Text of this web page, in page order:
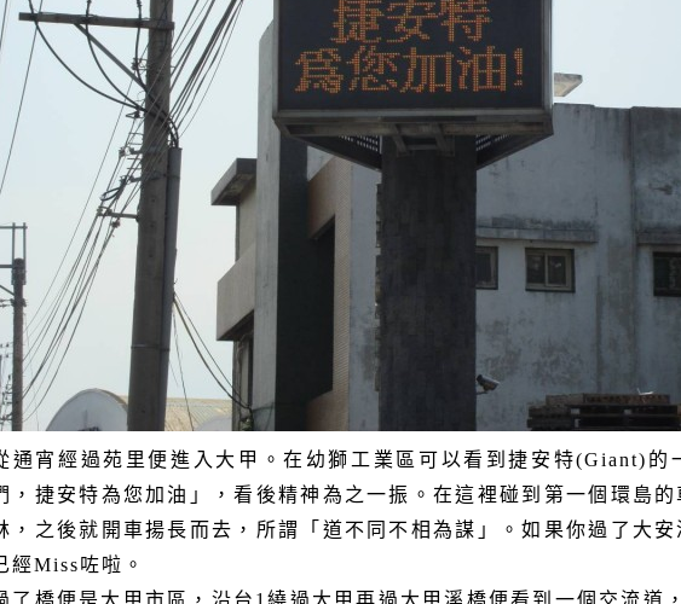
通宵經過苑里便進入大甲。在幼獅工業區可以看到捷安特(Giant) 的
，捷安特為您加油」，看後精神為之一振。在這裡碰到第一個環島
，之後就開車揚長而去，所謂「道不同不相為謀」。如果你過了大
經Miss咗啦。
了橋便是大甲市區，沿台 1繞過大甲再過大甲溪橋便看到一個交流道